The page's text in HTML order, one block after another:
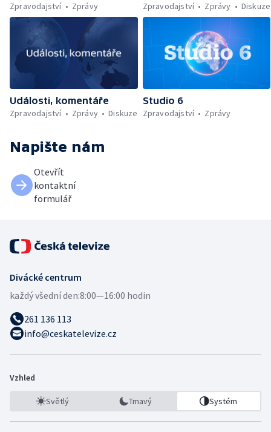
Zpravodajství
Zprávy
Zpravodajství
Zprávy Diskuze
Události, komentáře
Zpravodajství
Zprávy Diskuze
Studio 6
Zpravodajství
Zprávy
Napište nám
Otevřít
kontaktní
formulář
Divácké centrum
každý všední den:8:00—16:00 hodin
261 136 113
info@ceskatelevize.cz
Vzhled
Světlý Tmavý Systém